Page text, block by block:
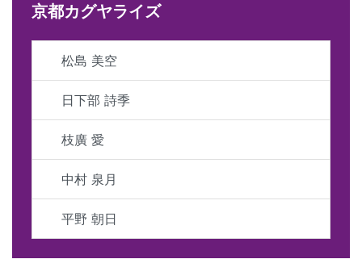
京都カグヤライズ
松島 美空
日下部 詩季
枝廣 愛
中村 泉月
平野 朝日